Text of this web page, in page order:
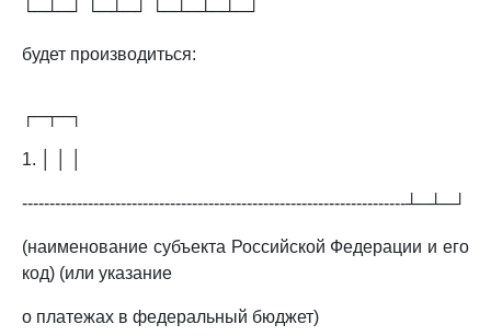
└─┴─┘ └─┴─┘ └─┴─┴─┴─┘
будет производиться:
┌─┬─┐
1. │ │ │
----------------------------------------------------------------------┴─┴─┘
(наименование субъекта Российской Федерации и его
код) (или указание
о платежах в федеральный бюджет)